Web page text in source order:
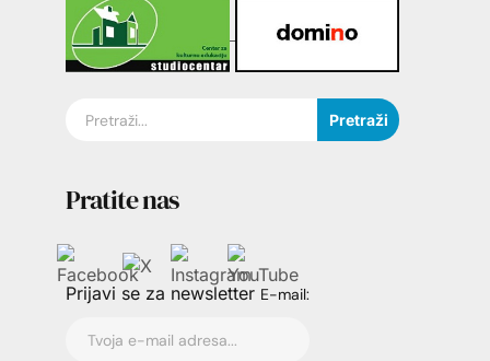
Pretraži
Pratite nas
Prijavi se za newsletter E-mail: